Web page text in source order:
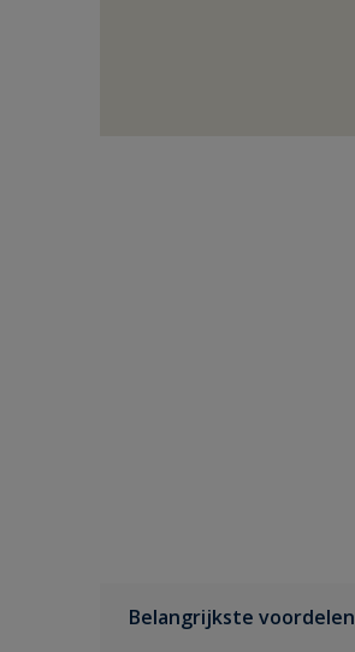
Belangrijkste voordelen